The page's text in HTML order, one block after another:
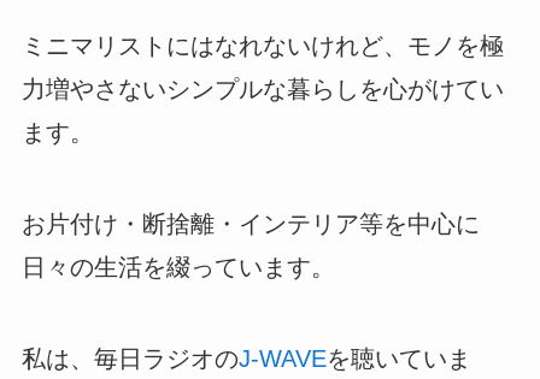
ミニマリストにはなれないけれど、モノを極
力増やさないシンプルな暮らしを心がけてい
ます。
お片付け・断捨離・インテリア等を中心に
日々の生活を綴っています。
私は、毎日ラジオのJ-WAVEを聴いていま